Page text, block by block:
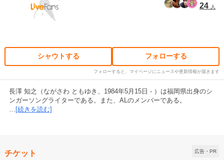
24 人
シャウトする フォローする
フォローすると、マイページにニュースや更新情報が届きます
長澤 知之（ながさわ ともゆき、1984年5月15日 - ）は福岡県出身のシ
ンガーソングライターである。また、ALのメンバーである。
… [続きを読む]
チケット 広告・PR